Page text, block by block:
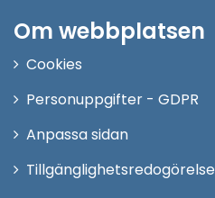
Om webbplatsen
Cookies
Personuppgifter - GDPR
Anpassa sidan
Tillgänglighetsredogörelse